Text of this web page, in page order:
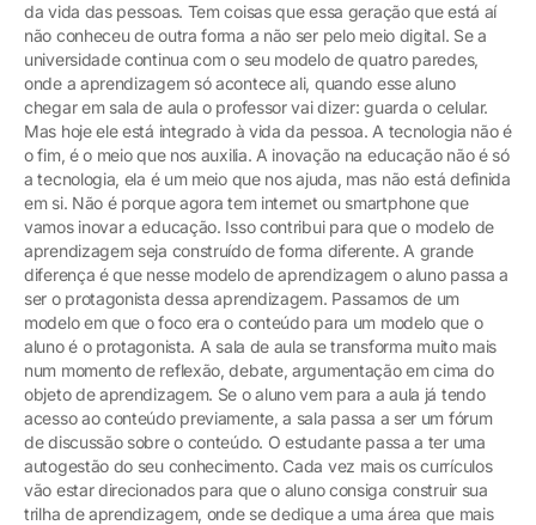
da vida das pessoas. Tem coisas que essa geração que está aí
não conheceu de outra forma a não ser pelo meio digital. Se a
universidade continua com o seu modelo de quatro paredes,
onde a aprendizagem só acontece ali, quando esse aluno
chegar em sala de aula o professor vai dizer: guarda o celular.
Mas hoje ele está integrado à vida da pessoa. A tecnologia não é
o fim, é o meio que nos auxilia. A inovação na educação não é só
a tecnologia, ela é um meio que nos ajuda, mas não está definida
em si. Não é porque agora tem internet ou smartphone que
vamos inovar a educação. Isso contribui para que o modelo de
aprendizagem seja construído de forma diferente. A grande
diferença é que nesse modelo de aprendizagem o aluno passa a
ser o protagonista dessa aprendizagem. Passamos de um
modelo em que o foco era o conteúdo para um modelo que o
aluno é o protagonista. A sala de aula se transforma muito mais
num momento de reflexão, debate, argumentação em cima do
objeto de aprendizagem. Se o aluno vem para a aula já tendo
acesso ao conteúdo previamente, a sala passa a ser um fórum
de discussão sobre o conteúdo. O estudante passa a ter uma
autogestão do seu conhecimento. Cada vez mais os currículos
vão estar direcionados para que o aluno consiga construir sua
trilha de aprendizagem, onde se dedique a uma área que mais